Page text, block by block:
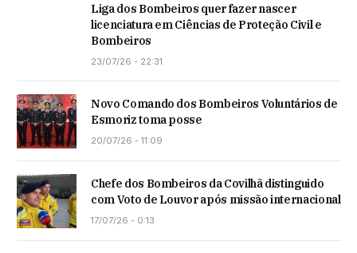
Liga dos Bombeiros quer fazer nascer
licenciatura em Ciências de Proteção Civil e
Bombeiros
23/07/26 - 22:31
Novo Comando dos Bombeiros Voluntários de
Esmoriz toma posse
20/07/26 - 11:09
Chefe dos Bombeiros da Covilhã distinguido
com Voto de Louvor após missão internacional
17/07/26 - 0:13